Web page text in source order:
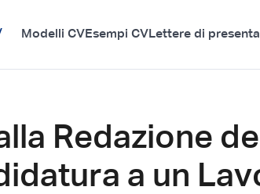
Modelli CVEsempi CVLettere di
Redazione
a un